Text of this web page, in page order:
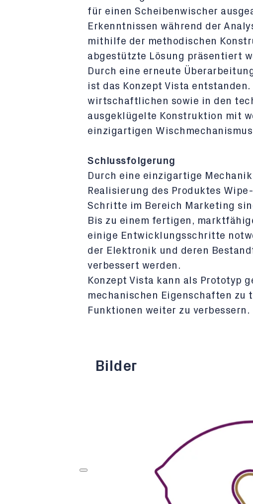
für einen Scheibenwischer
Erkenntnissen während der
mithilfe der methodischen
abgestützte Lösung präsentiert
Durch eine erneute
ist das Konzept Vista entstanden.
wirtschaftlichen sowie in den
ausgeklügelte Konstruktion mit
einzigartigen
Schlussfolgerung
Durch eine einzigartige
Realisierung des Produktes
Schritte im Bereich Marketing
Bis zu einem fertigen,
einige Entwicklungsschritte
der Elektronik und deren
verbessert werden.
Konzept Vista kann als Prototyp
mechanischen Eigenschaften zu
Funktionen weiter zu verbessern.
Bilder